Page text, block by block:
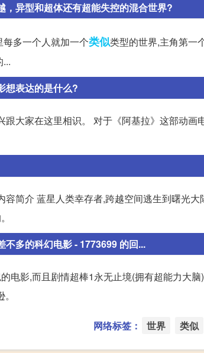
，异型和超体还有超能失控的混合世界?
每多一个人就加一个类似类型的世界,主角第一
想表达的是什么?
跟大家在这里相识。 对于《阿基拉》这部动
容简介 蓝星人类幸存者,跨越空间逃生到曙光
不多的科幻电影 - 1773699 的回...
电影,而且剧情超棒1永无止境(拥有超能力大
网络标签： 世界 类似